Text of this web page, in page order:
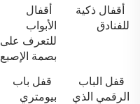
أقفال ذكية
للفنادق
أقفال
الأبواب
للتعرف على
بصمة الإصبع
قفل الباب
الرقمي الذي
قفل باب
بيومتري